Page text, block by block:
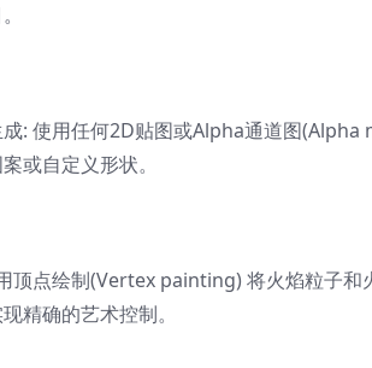
: 使用任何2D贴图或Alpha通道图
或自定义形状。
顶点绘制(Vertex painting) 将火焰粒子
精确的艺术控制。